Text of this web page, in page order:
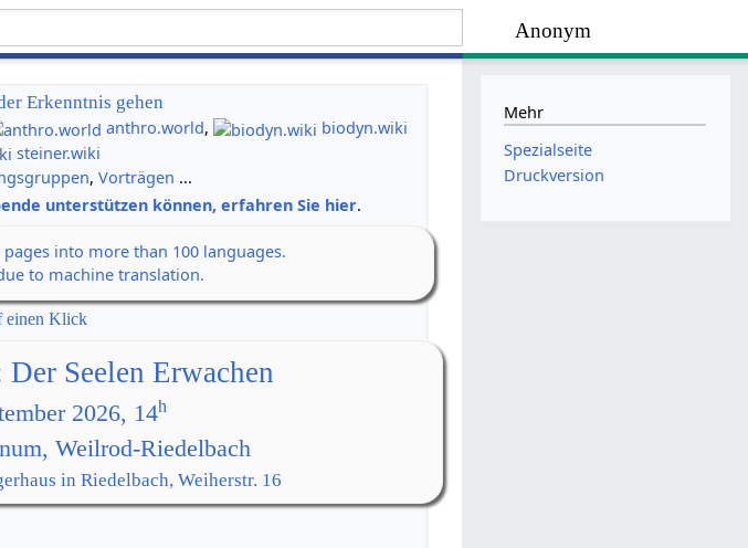
Anonym
Erkenntnis gehen
anthro.world,
biodyn.wiki
steiner.wiki
,Vorträgen ...
unterstützen können, erfahren Sie hier.
into more than 100 languages.
to machine translation.
einen Klick
Seelen Erwachen
2026, 14h
Weilrod-Riedelbach
in Riedelbach, Weiherstr. 16
Mehr
Spezialseite
Druckversion